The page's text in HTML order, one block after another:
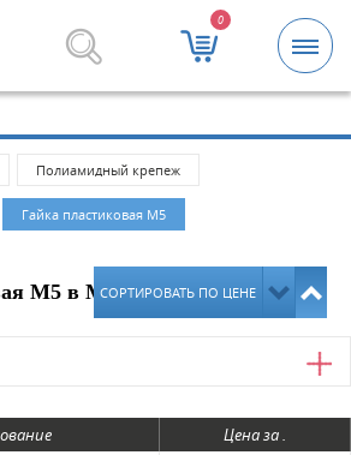
0
и крепежные изделия оптом.
Полиамидный крепеж
Гайка пластиковая М5
М5 в МосквеСОРТИРОВАТЬ ПО ЦЕНЕ
Цена за .